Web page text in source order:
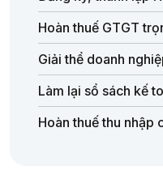
Hoàn thuế GTGT
Giải thể doanh
Làm lại sổ sách kế
Hoàn thuế thu nhập